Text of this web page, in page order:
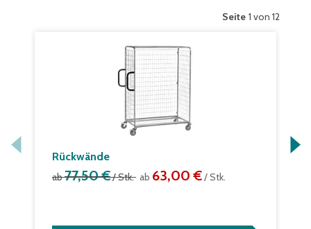
Seite 1 von 12
Rückwände
ab77,50 €/ Stk. ab 63,00 €/ Stk.